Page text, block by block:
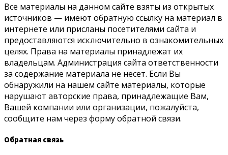
Все материалы на данном сайте взяты из открытых
источников — имеют обратную ссылку на материал в
интернете или присланы посетителями сайта и
предоставляются исключительно в ознакомительных
целях. Права на материалы принадлежат их
владельцам. Администрация сайта ответственности
за содержание материала не несет. Если Вы
обнаружили на нашем сайте материалы, которые
нарушают авторские права, принадлежащие Вам,
Вашей компании или организации, пожалуйста,
сообщите нам через форму обратной связи.
Обратная связь